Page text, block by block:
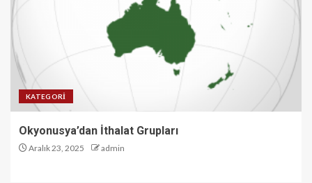
KATEGORI
Okyonusya’dan İthalat Grupları
Aralık 23, 2025 admin